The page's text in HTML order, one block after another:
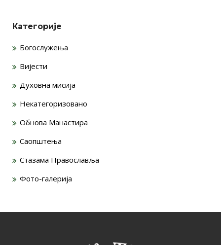
Категорије
Богослужења
Вијести
Духовна мисија
Некатегоризовано
Обнова Манастира
Саопштења
Стазама Православља
Фото-галерија